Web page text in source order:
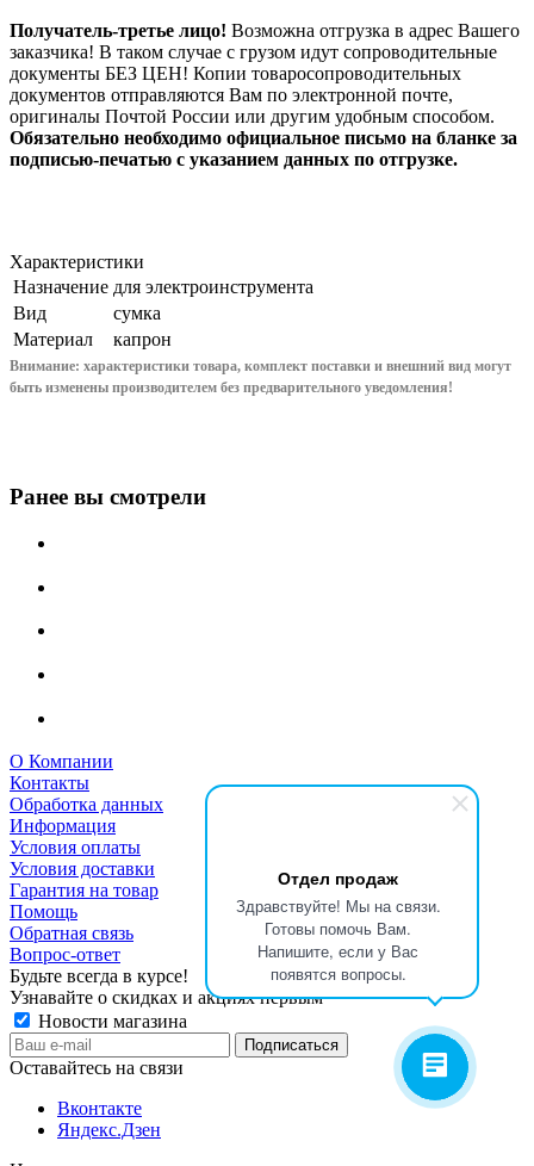
Отдел продаж
Здравствуйте! Мы на связи.
Готовы помочь Вам.
Напишите, если у Вас
появятся вопросы.
Получатель-третье лицо! Возможна отгрузка в адрес Вашего
заказчика! В таком случае с грузом идут сопроводительные
документы БЕЗ ЦЕН! Копии товаросопроводительных
документов отправляются Вам по электронной почте,
оригиналы Почтой России или другим удобным способом.
Обязательно необходимо официальное письмо на бланке за
подписью-печатью с указанием данных по отгрузке.
Характеристики
Назначение для электроинструмента
Вид
сумка
Материал
капрон
Внимание: характеристики товара, комплект поставки и внешний вид могут
быть изменены производителем без предварительного уведомления!
Ранее вы смотрели
О Компании
Контакты
Обработка данных
Информация
Условия оплаты
Условия доставки
Гарантия на товар
Помощь
Обратная связь
Вопрос-ответ
Будьте всегда в курсе!
Узнавайте о скидках и акциях первым
Новости магазина
Оставайтесь на связи
Вконтакте
Яндекс.Дзен